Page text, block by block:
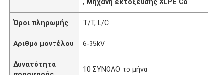
, Μηχανή εκτόξευσης XLPE Co
Όροι πληρωμής T/T, L/C
Αριθμό μοντέλου 6-35kV
Δυνατότητα
10 ΣΥΝΟΛΟ το μήνα